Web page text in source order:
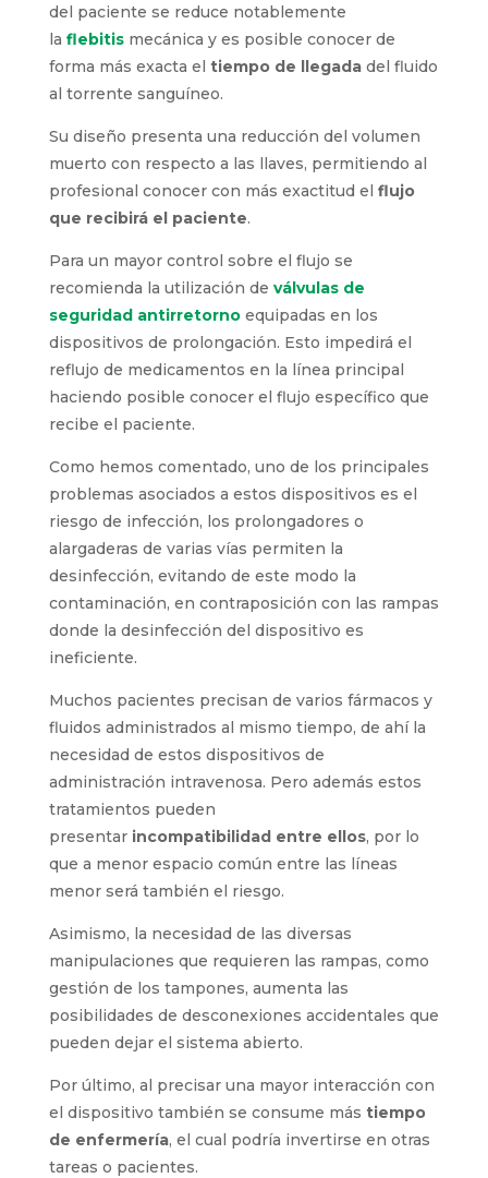
del paciente se reduce notablemente
la flebitismecánica y es posible conocer de
forma más exacta el tiempo de llegadadel fluido
al torrente sanguíneo.
Su diseño presenta una reducción del volumen
muerto con respecto a las llaves, permitiendo al
profesional conocer con más exactitud el flujo
que recibirá el paciente.
Para un mayor control sobre el flujo se
recomienda la utilización de válvulas de
seguridad antirretornoequipadas en los
dispositivos de prolongación. Esto impedirá el
reflujo de medicamentos en la línea principal
haciendo posible conocer el flujo específico que
recibe el paciente.
Como hemos comentado, uno de los principales
problemas asociados a estos dispositivos es el
riesgo de infección, los prolongadores o
alargaderas de varias vías permiten la
desinfección, evitando de este modo la
contaminación, en contraposición con las rampas
donde la desinfección del dispositivo es
ineficiente.
Muchos pacientes precisan de varios fármacos y
fluidos administrados al mismo tiempo, de ahí la
necesidad de estos dispositivos de
administración intravenosa. Pero además estos
tratamientos pueden
presentar incompatibilidad entre ellos, por lo
que a menor espacio común entre las líneas
menor será también el riesgo.
Asimismo, la necesidad de las diversas
manipulaciones que requieren las rampas, como
gestión de los tampones, aumenta las
posibilidades de desconexiones accidentales que
pueden dejar el sistema abierto.
Por último, al precisar una mayor interacción con
el dispositivo también se consume más tiempo
de enfermería, el cual podría invertirse en otras
tareas o pacientes.